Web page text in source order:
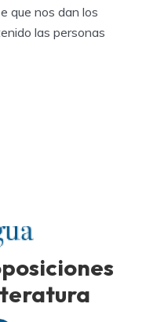
que nos dan los
las personas